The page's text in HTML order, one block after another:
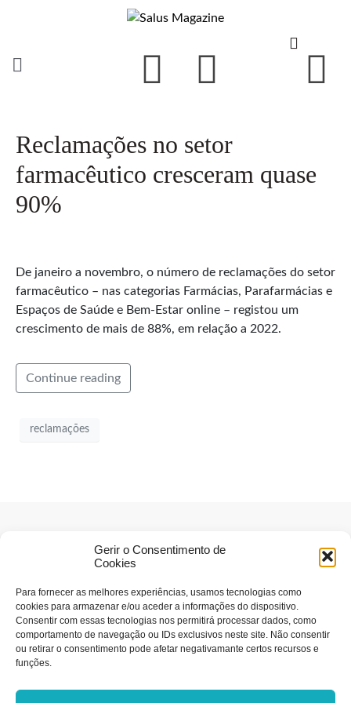
Gerir o Consentimento de
Cookies
Para fornecer as melhores experiências, usamos tecnologias como
cookies para armazenar e/ou aceder a informações do dispositivo.
Consentir com essas tecnologias nos permitirá processar dados, como
comportamento de navegação ou IDs exclusivos neste site. Não consentir
ou retirar o consentimento pode afetar negativamante certos recursos e
funções.
Reclamações no setor
farmacêutico cresceram quase
90%
De janeiro a novembro, o número de reclamações do setor
farmacêutico – nas categorias Farmácias, Parafarmácias e
Espaços de Saúde e Bem-Estar online – registou um
crescimento de mais de 88%, em relação a 2022.
Continue reading
reclamações